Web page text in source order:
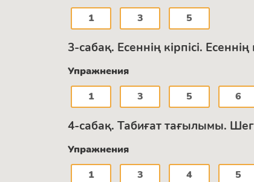
1
3 5
3-сабақ. Есеннің кірпісі.
Упражнения
1
3 5 6
4-сабақ. Табиғат тағылымы.
Упражнения
1
3 4 5